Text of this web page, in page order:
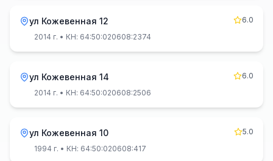
ул Кожевенная 12
6.0
2014 г. • КН: 64:50:020608:2374
ул Кожевенная 14
6.0
2014 г. • КН: 64:50:020608:2506
ул Кожевенная 10
5.0
1994 г. • КН: 64:50:020608:417